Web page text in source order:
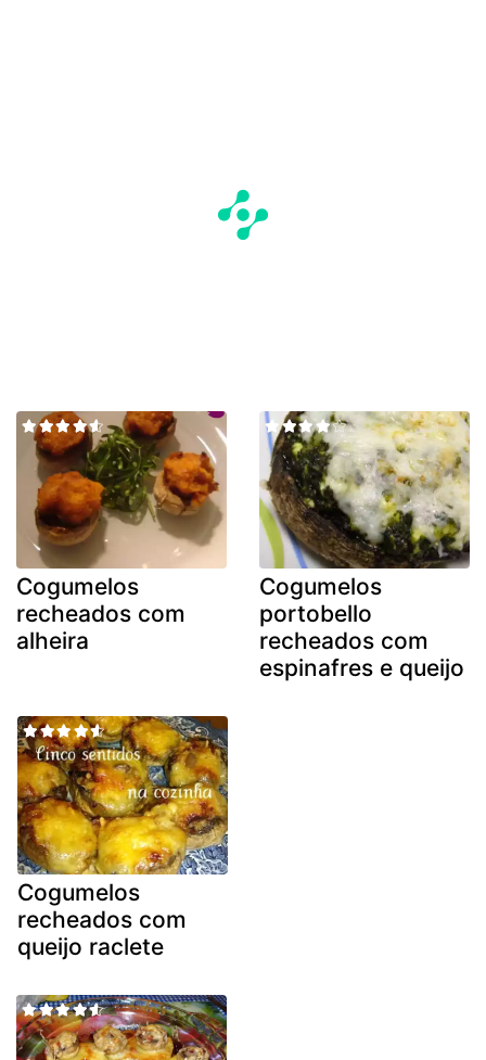
Cogumelos
recheados com
alheira
Cogumelos
portobello
recheados com
espinafres e queijo
Cogumelos
recheados com
queijo raclete